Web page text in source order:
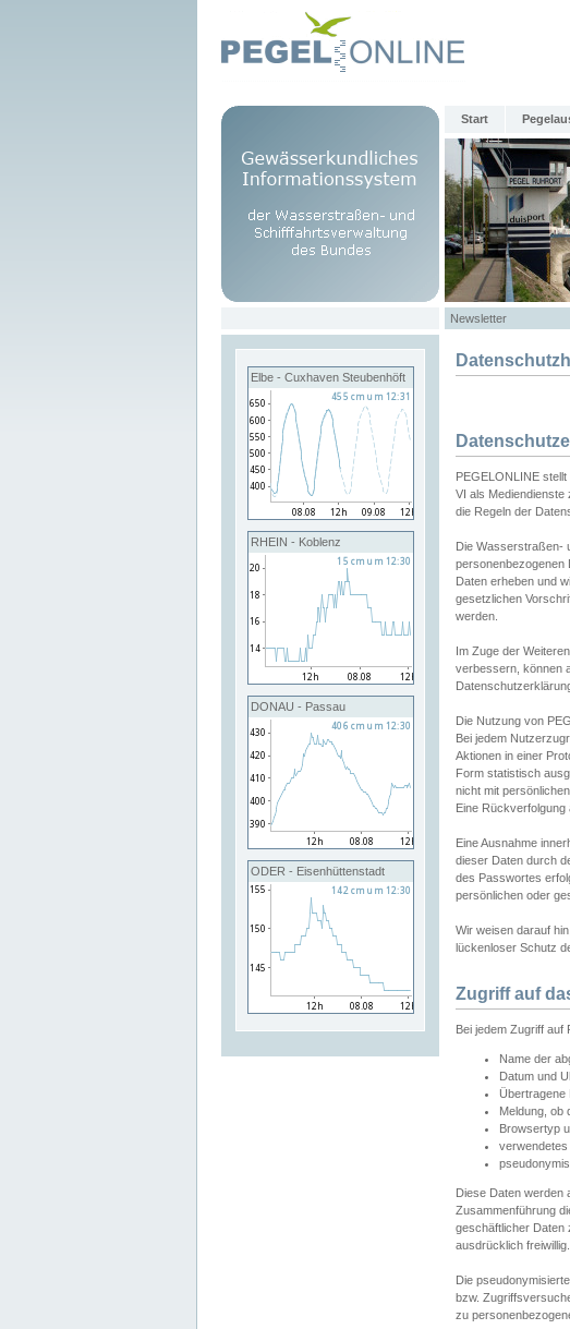
Start
Newsletter
Elbe - Cuxhaven Steubenhöft
RHEIN - Koblenz
DONAU - Passau
ODER - Eisenhüttenstadt
PEGELONLINE
VI als Mediendienste
die Regeln der
Die Wasserstraßen-
personenbezogenen
Daten erheben und
gesetzlichen
werden.
Im Zuge der
verbessern, können
Die Nutzung von
Bei jedem
Aktionen in einer
Form statistisch
nicht mit
Eine
Eine Ausnahme
dieser Daten durch
des Passwortes
persönlichen oder
Wir weisen darauf
lückenloser Schutz
Zugriff auf
Bei jedem Zugriff
Name der
Datum und
Übertragene
Meldung, ob
Browsertyp
Diese Daten werden
Zusammenführung
geschäftlicher Daten
ausdrücklich freiwillig.
Die
bzw.
zu